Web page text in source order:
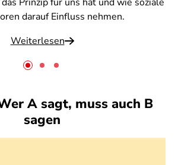
darauf Einfluss nehmen.
Weiterlesen
A sagt, muss auch B
sagen